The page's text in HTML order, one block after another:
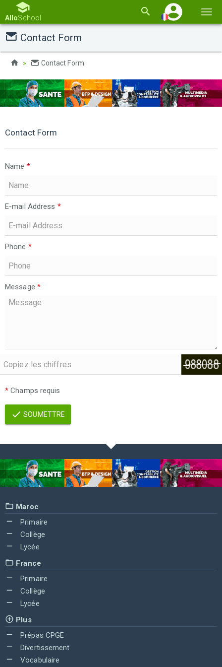
la
AlloSchool
Contact Form
Contact Form
Contact Form
Name *
E-mail Address *
Phone *
Message *
* Champs requis
SOUMETTRE
Maroc
Primaire
Collège
Lycée
France
Primaire
Collège
Lycée
Plus
Prépas CPGE
Divertissement
Vocabulaire